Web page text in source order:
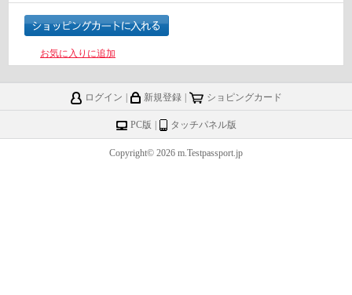
お気に入りに追加
ログイン 新規登録 ショピングカード
PC版 タッチパネル版
Copyright© 2026 m.Testpassport.jp